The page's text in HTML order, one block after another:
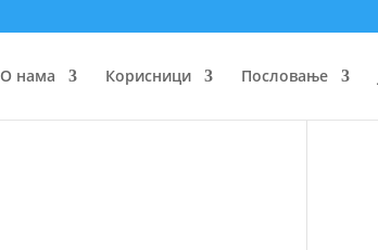
О нама Корисници Пословање